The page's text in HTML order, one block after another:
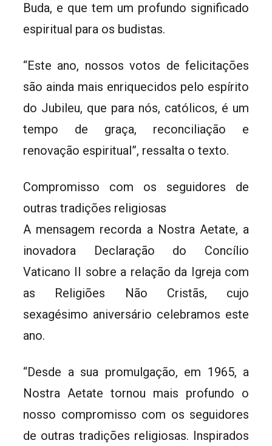
Buda, e que tem um profundo significado
espiritual para os budistas.
“Este ano, nossos votos de felicitações
são ainda mais enriquecidos pelo espírito
do Jubileu, que para nós, católicos, é um
tempo de graça, reconciliação e
renovação espiritual”, ressalta o texto.
Compromisso com os seguidores de
outras tradições religiosas
A mensagem recorda a Nostra Aetate, a
inovadora Declaração do Concílio
Vaticano II sobre a relação da Igreja com
as Religiões Não Cristãs, cujo
sexagésimo aniversário celebramos este
ano.
“Desde a sua promulgação, em 1965, a
Nostra Aetate tornou mais profundo o
nosso compromisso com os seguidores
de outras tradições religiosas. Inspirados